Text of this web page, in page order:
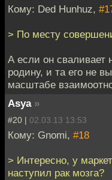
Кому: Ded Hunhuz,
> По месту
А если он сваливает
родину, и та его не
масштабе
Asya »
#20 | 02.03.13 13:53
Кому: Gnomi, #18
> Интересно, у
наступил рак мозга?